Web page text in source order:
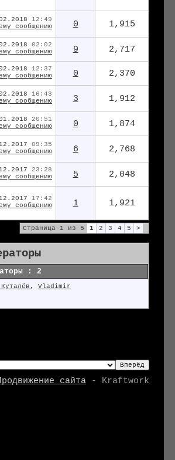
12:49
0 1,915
02:02
9 2,717
12:37
0 2,370
16:43
3 1,912
20:51
0 1,874
09:35
6 2,768
23:28
5 2,048
17:42
1 1,921
Страница 1 из 5 1 2 3 4 5 >
: 2
, Vladimir
сайта - Kraftwork